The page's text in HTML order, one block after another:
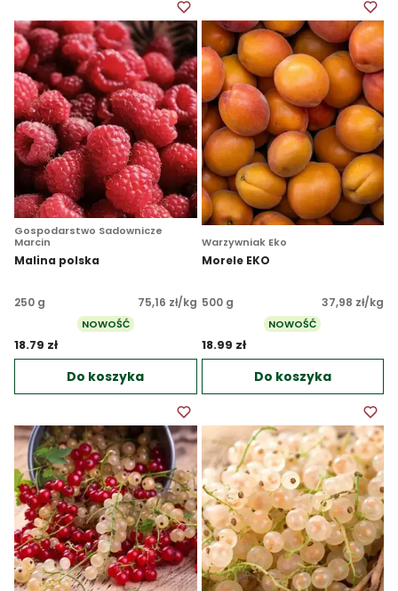
Gospodarstwo Sadownicze
Marcin
Malina polska
250 g 75,16 zł/kg
NOWOŚĆ
18.79 zł
Do koszyka
Warzywniak Eko
Morele EKO
500 g 37,98 zł/kg
NOWOŚĆ
18.99 zł
Do koszyka